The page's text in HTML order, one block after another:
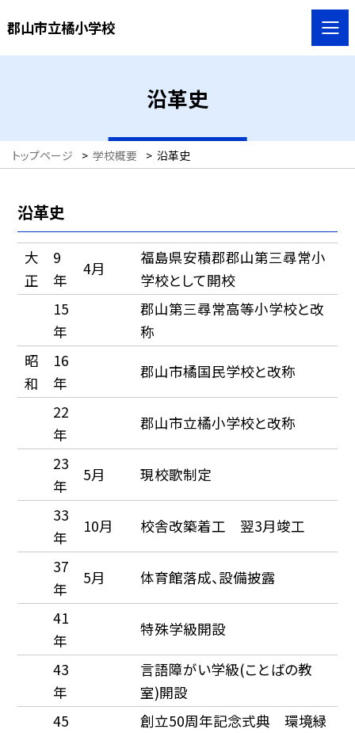
郡山市立橘小学校
沿革史
トップページ > 学校概要 > 沿革史
沿革史
大
正
9
年
4月
福島県安積郡郡山第三尋常小
学校として開校
15
年
郡山第三尋常高等小学校と改
称
昭
和
16
年
郡山市橘国民学校と改称
22
年
郡山市立橘小学校と改称
23
年
5月 現校歌制定
33
年
10月 校舎改築着工 翌3月竣工
37
年
5月 体育館落成、設備披露
41
年
特殊学級開設
43
年
言語障がい学級(ことばの教
室)開設
45
創立50周年記念式典 環境緑